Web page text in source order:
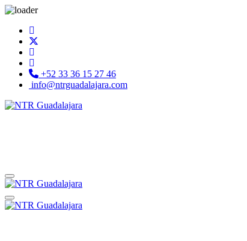
+52 33 36 15 27 46
info@ntrguadalajara.com